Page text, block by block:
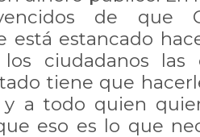
de
está estancado
ciudadanos las
tiene que
y a todo quien
eso es lo que